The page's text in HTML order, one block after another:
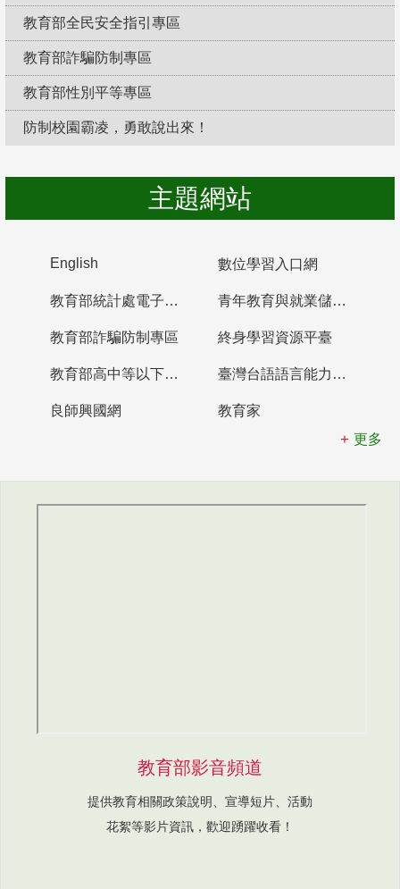
教育部全民安全指引專區
教育部詐騙防制專區
教育部性別平等專區
防制校園霸凌，勇敢說出來！
主題網站
English 數位學習入口網
教育部統計處電子書櫃 青年教育與就業儲蓄帳戶
教育部詐騙防制專區 終身學習資源平臺
教育部高中等以下學校及幼兒園教師資格檢定考試 臺灣台語語言能力認證網站
良師興國網
教育家
更多
教育部影音頻道
提供教育相關政策說明、宣導短片、活動
花絮等影片資訊，歡迎踴躍收看！